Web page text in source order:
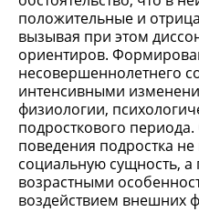
положительные и
вызывая при этом
ориентиров.
несовершеннолетнего
интенсивными
физиологии,
подросткового
поведения подростка
социальную сущность,
возрастными
воздействием внешних